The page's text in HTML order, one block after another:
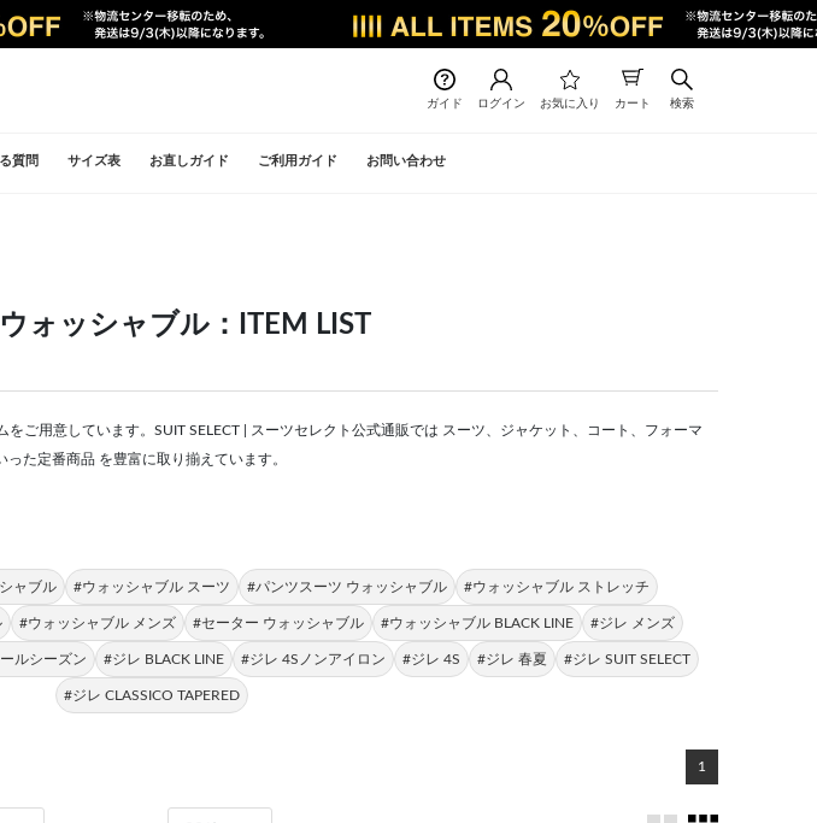
ガイド ログイン お気に入り カート 検索
質問 サイズ表 お直しガイド ご利用ガイド お問い合わせ
ォッシャブル：ITEM LIST
ご用意しています。SUIT SELECT | スーツセレクト公式通販では スーツ、ジャケット、コート、フォーマ
た定番商品 を豊富に取り揃えています。
ャブル #ウォッシャブル スーツ #パンツスーツ ウォッシャブル #ウォッシャブル ストレッチ
#ウォッシャブル メンズ #セーター ウォッシャブル #ウォッシャブル BLACK LINE #ジレ メンズ
ルシーズン #ジレ BLACK LINE #ジレ 4Sノンアイロン #ジレ 4S #ジレ 春夏 #ジレ SUIT SELECT
#ジレ CLASSICO TAPERED
1